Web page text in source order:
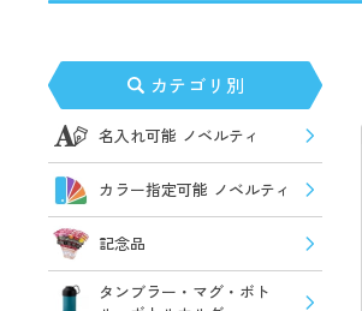
カテゴリ別
名入れ可能 ノベルティ
カラー指定可能 ノベルティ
記念品
タンブラー・マグ・ボト